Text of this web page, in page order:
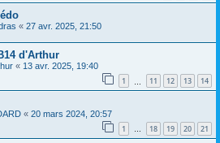
« 27 avr. 2025, 21:50
d'Arthur
« 13 avr. 2025, 19:40
1 11 12 13 14
« 20 mars 2024, 20:57
1 … 18 19 20 21